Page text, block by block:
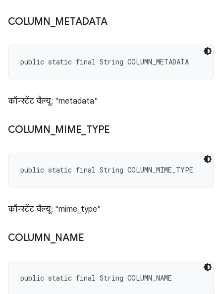
COLUMN METADATA
public static final String COLUMN_METADATA
कॉन्स्टेंट वैल्यू: "metadata"
COLUMN MIME TYPE
public static final String COLUMN_MIME_TYPE
कॉन्स्टेंट वैल्यू: "mime_type"
COLUMN NAME
public static final String COLUMN_NAME